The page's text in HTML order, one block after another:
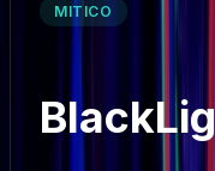
MITICO